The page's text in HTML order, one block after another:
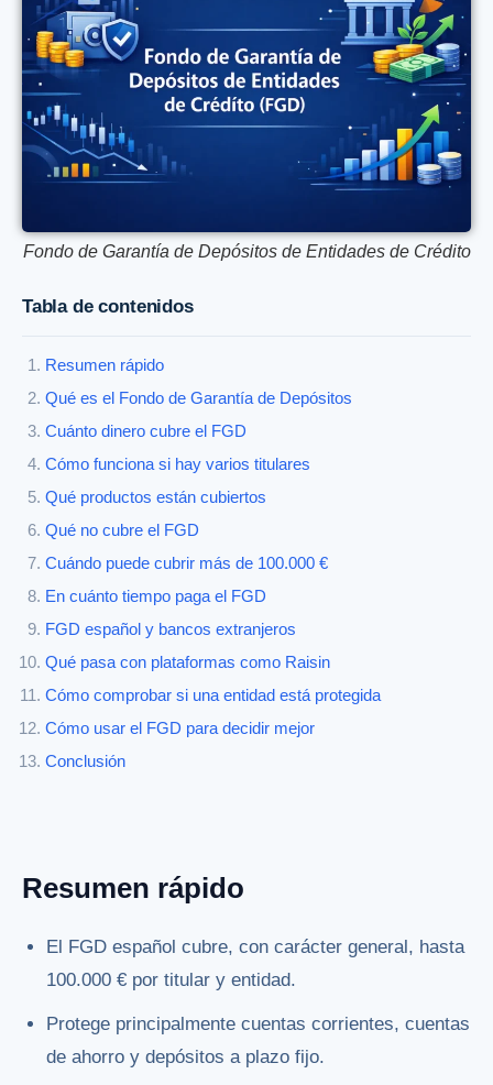
Fondo de Garantía de Depósitos de Entidades de Crédito
Tabla de contenidos
Resumen rápido
Qué es el Fondo de Garantía de Depósitos
Cuánto dinero cubre el FGD
Cómo funciona si hay varios titulares
Qué productos están cubiertos
Qué no cubre el FGD
Cuándo puede cubrir más de 100.000 €
En cuánto tiempo paga el FGD
FGD español y bancos extranjeros
Qué pasa con plataformas como Raisin
Cómo comprobar si una entidad está protegida
Cómo usar el FGD para decidir mejor
Conclusión
Resumen rápido
El FGD español cubre, con carácter general, hasta
100.000 € por titular y entidad.
Protege principalmente cuentas corrientes, cuentas
de ahorro y depósitos a plazo fijo.